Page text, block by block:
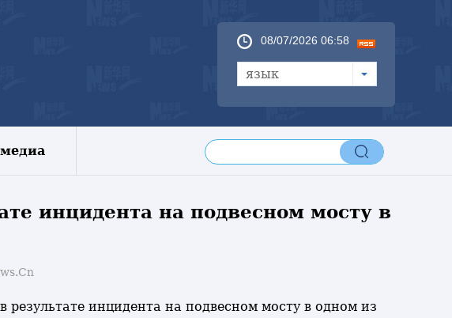
08/07/2026 06:58
язык
инцидента на подвесном мосту в
инцидента на подвесном мосту в одном из